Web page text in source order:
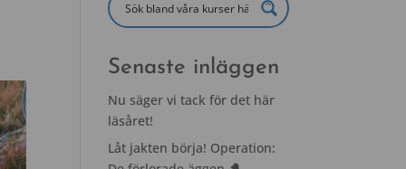
Senaste inläggen
Nu säger vi tack för det här
läsåret!
Låt jakten börja! Operation: